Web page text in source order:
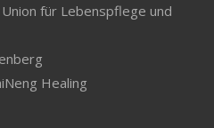
für Lebenspflege und
Healing